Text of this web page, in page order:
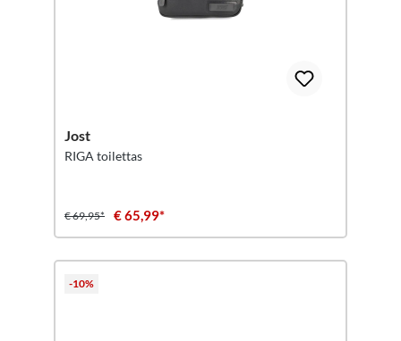
Jost
RIGA toilettas
€ 69,95* € 65,99*
-10%